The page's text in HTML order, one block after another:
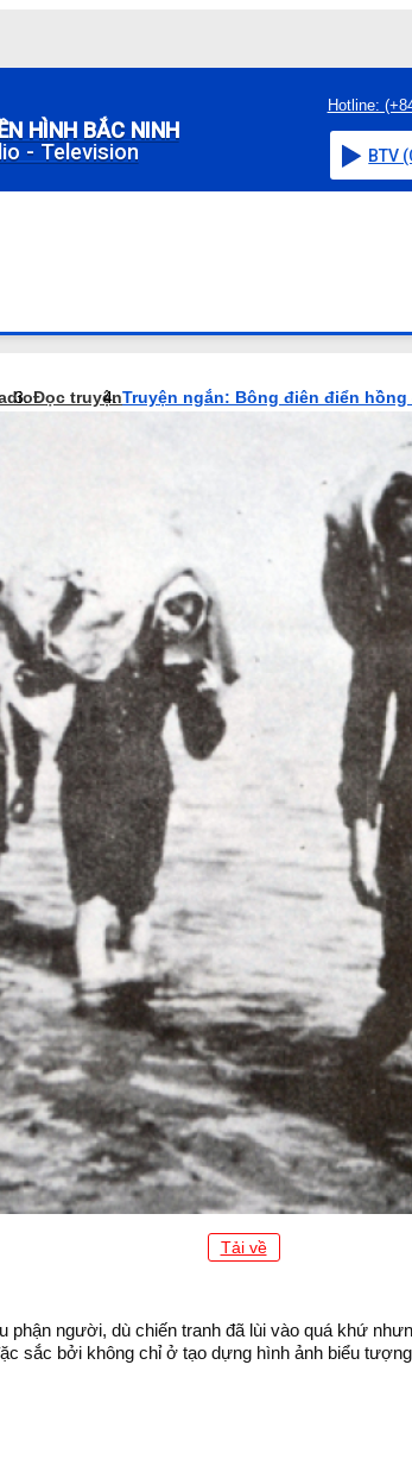
HÌNH BẮC NINH
- Television
Hotline:
BTV
Đọc truyệnTruyện ngắn: Bông điên điển
Tải về
phận người, dù chiến tranh đã lùi vào quá khứ
sắc bởi không chỉ ở tạo dựng hình ảnh biểu